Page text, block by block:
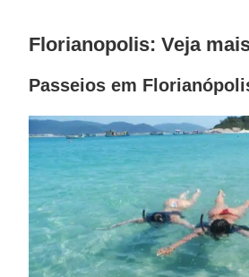
Florianopolis: Veja
Passeios em